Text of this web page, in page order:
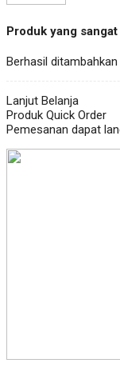
Produk yang
Berhasil
Lanjut Belanja
Produk Quick Order
Pemesanan dapat